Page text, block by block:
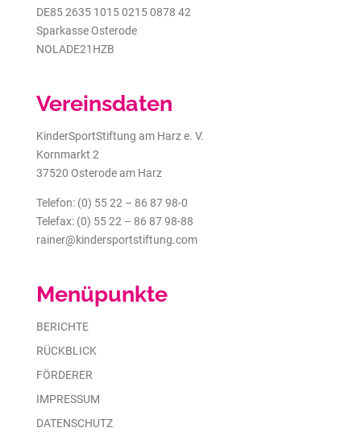
DE85 2635 1015 0215 0878 42
Sparkasse Osterode
NOLADE21HZB
Vereinsdaten
KinderSportStiftung am Harz e. V.
Kornmarkt 2
37520 Osterode am Harz
Telefon: (0) 55 22 – 86 87 98-0
Telefax: (0) 55 22 – 86 87 98-88
rainer@kindersportstiftung.com
Menüpunkte
BERICHTE
RÜCKBLICK
FÖRDERER
IMPRESSUM
DATENSCHUTZ